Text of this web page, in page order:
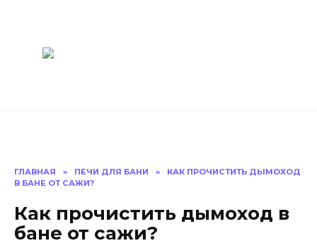
ГЛАВНАЯ » ПЕЧИ ДЛЯ БАНИ »
КАК ПРОЧИСТИТЬ ДЫМОХОД
В БАНЕ ОТ САЖИ?
Как прочистить дымоход в
бане от сажи?